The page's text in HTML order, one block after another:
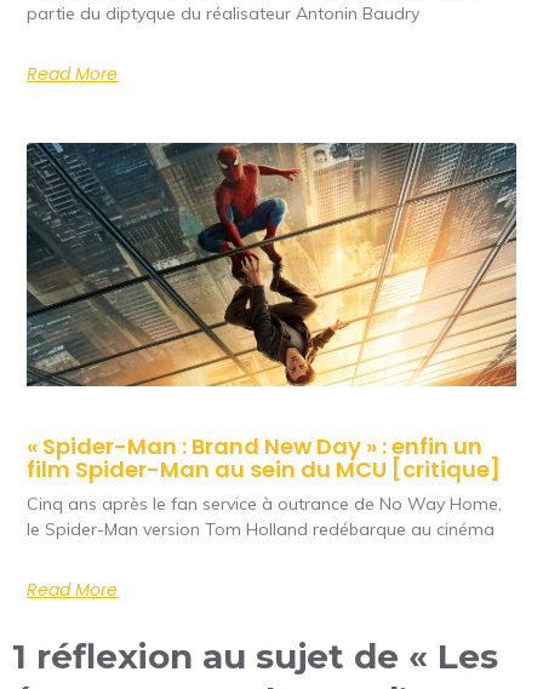
partie du diptyque du réalisateur Antonin Baudry
Read More
« Spider-Man : Brand New Day » : enfin un
film Spider-Man au sein du MCU [critique]
Cinq ans après le fan service à outrance de No Way Home,
le Spider-Man version Tom Holland redébarque au cinéma
Read More
1 réflexion au sujet de « Les